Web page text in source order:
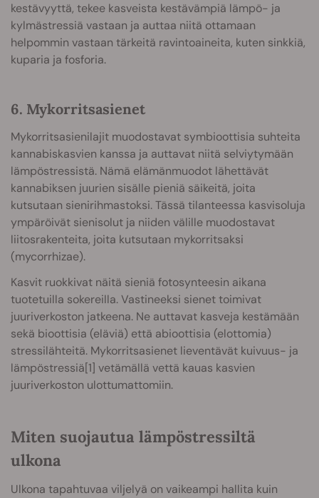
kestävyyttä, tekee kasveista kestävämpiä lämpö- ja
kylmästressiä vastaan ja auttaa niitä ottamaan
helpommin vastaan tärkeitä ravintoaineita, kuten sinkkiä,
kuparia ja fosforia.
6. Mykorritsasienet
Mykorritsasienilajit muodostavat symbioottisia suhteita
kannabiskasvien kanssa ja auttavat niitä selviytymään
lämpöstressistä. Nämä elämänmuodot lähettävät
kannabiksen juurien sisälle pieniä säikeitä, joita
kutsutaan sienirihmastoksi. Tässä tilanteessa kasvisoluja
ympäröivät sienisolut ja niiden välille muodostavat
liitosrakenteita, joita kutsutaan mykorritsaksi
(mycorrhizae).
Kasvit ruokkivat näitä sieniä fotosynteesin aikana
tuotetuilla sokereilla. Vastineeksi sienet toimivat
juuriverkoston jatkeena. Ne auttavat kasveja kestämään
sekä bioottisia (eläviä) että abioottisia (elottomia)
stressilähteitä. Mykorritsasienet lieventävät kuivuus- ja
lämpöstressiä[1] vetämällä vettä kauas kasvien
juuriverkoston ulottumattomiin.
Miten suojautua lämpöstressiltä
ulkona
Ulkona tapahtuvaa viljelyä on vaikeampi hallita kuin